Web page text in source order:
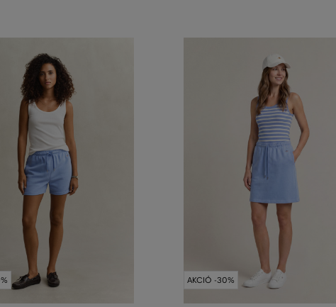
AKCIÓ -30%